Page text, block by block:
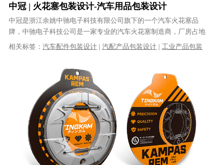
中冠 | 火花塞包装设计-汽车用品包装设计
中冠是浙江余姚中驰电子科技有限公司旗下的一个汽车火花塞品
牌，中驰电子科技公司是一家专业的汽车火花塞制造商，厂房占地
6000平方米，拥有近80名高科技生......
相关标签：汽车配件包装设计 |汽配产品包装设计
工业产品包装